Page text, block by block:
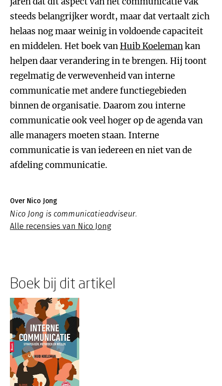
steeds belangrijker wordt, maar dat vertaalt zich
helaas nog maar weinig in voldoende capaciteit
en middelen. Het boek vanHuib Koelemankan
helpen daar verandering in te brengen. Hij toont
regelmatig de verwevenheid van interne
communicatie met andere functiegebieden
binnen de organisatie. Daarom zou interne
communicatie ook veel hoger op de agenda van
alle managers moeten staan. Interne
communicatie is van iedereen en niet van de
afdeling communicatie.
Over Nico Jong
Nico Jong is communicatieadviseur.
Alle recensies van Nico Jong
Boek bij dit artikel